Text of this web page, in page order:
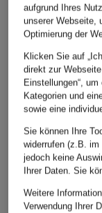
lilienfels
Oversized-
Hemdbluse
CHF 85
Ursprünglich:CHF 179
aufgrund Ihres
unserer Webseite,
Optimierung der
Klicken Sie auf
direkt zur
Einstellungen“,
Kategorien und
sowie eine
Sie können Ihre
widerrufen (z.B. im
jedoch keine
Ihrer Daten. Sie
Weitere
Verwendung Ihrer